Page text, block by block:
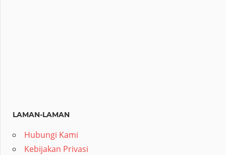
LAMAN-LAMAN
Hubungi Kami
Kebijakan Privasi